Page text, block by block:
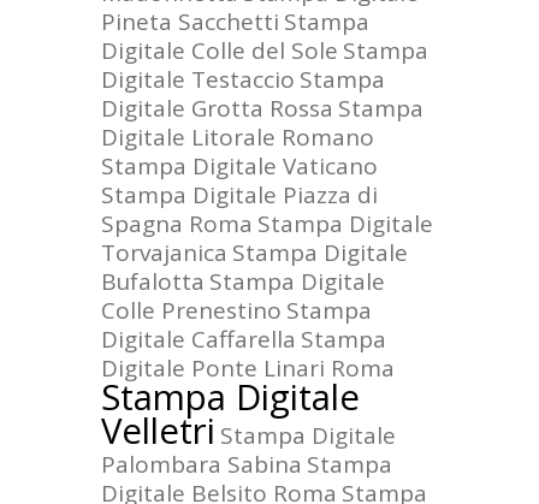
Pineta Sacchetti Stampa
Digitale Colle del Sole Stampa
Digitale Testaccio Stampa
Digitale Grotta Rossa Stampa
Digitale Litorale Romano
Stampa Digitale Vaticano
Stampa Digitale Piazza di
Spagna Roma Stampa Digitale
Torvajanica Stampa Digitale
Bufalotta Stampa Digitale
Colle Prenestino Stampa
Digitale Caffarella Stampa
Digitale Ponte Linari Roma
Stampa Digitale
Velletri Stampa Digitale
Palombara Sabina Stampa
Digitale Belsito Roma Stampa